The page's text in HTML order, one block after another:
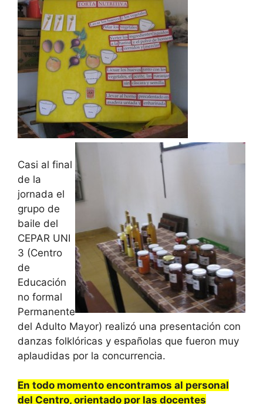
Casi al final
de la
jornada el
grupo de
baile del
CEPAR UNI
3 (Centro
de
Educación
no formal
Permanente
del Adulto Mayor) realizó una presentación con
danzas folklóricas y españolas que fueron muy
aplaudidas por la concurrencia.
En todo momento encontramos al personal
del Centro, orientado por las docentes